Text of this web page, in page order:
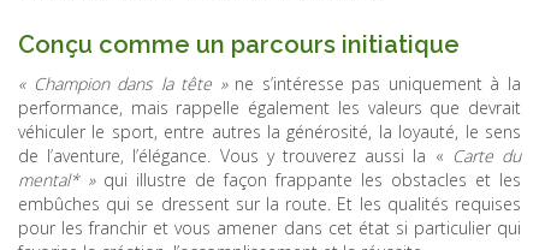
Conçu comme un parcours initiatique
« Champion dans la tête »ne s’intéresse pas uniquement à la
performance, mais rappelle également les valeurs que devrait
véhiculer le sport, entre autres la générosité, la loyauté, le sens
de l’aventure, l’élégance. Vous y trouverez aussi la « Carte du
mental* » qui illustre de façon frappante les obstacles et les
embûches qui se dressent sur la route. Et les qualités requises
pour les franchir et vous amener dans cet état si particulier qui